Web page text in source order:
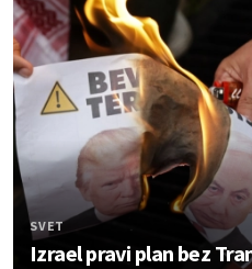
SVET
Izrael pravi plan bez